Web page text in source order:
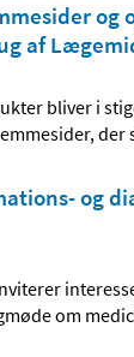
og
af
bliver i
og
om